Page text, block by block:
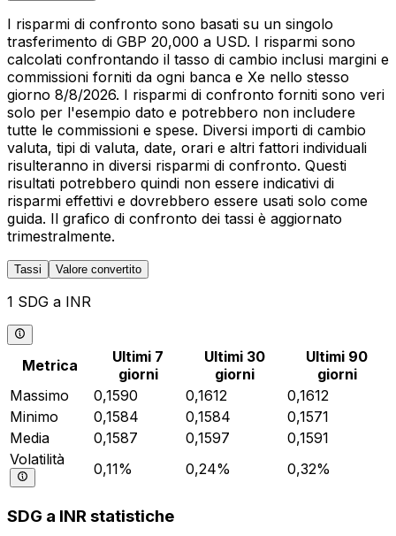
I risparmi di confronto sono basati su un singolo
trasferimento di GBP 20,000 a USD. I risparmi sono
calcolati confrontando il tasso di cambio inclusi margini e
commissioni forniti da ogni banca e Xe nello stesso
giorno 8/8/2026. I risparmi di confronto forniti sono veri
solo per l'esempio dato e potrebbero non includere
tutte le commissioni e spese. Diversi importi di cambio
valuta, tipi di valuta, date, orari e altri fattori individuali
risulteranno in diversi risparmi di confronto. Questi
risultati potrebbero quindi non essere indicativi di
risparmi effettivi e dovrebbero essere usati solo come
guida. Il grafico di confronto dei tassi è aggiornato
trimestralmente.
Tassi Valore convertito
1 SDG a INR
Metrica
Ultimi 7
giorni
Ultimi 30
giorni
Ultimi 90
giorni
Massimo
0,1590 0,1612
0,1612
Minimo
0,1584 0,1584
0,1571
Media
0,1587 0,1597
0,1591
Volatilità
0,11% 0,24% 0,32%
SDG a INR statistiche